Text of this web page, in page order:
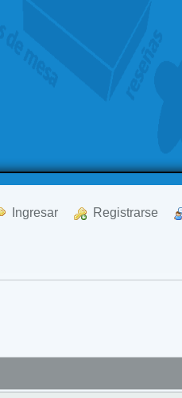
Ingresar Registrarse